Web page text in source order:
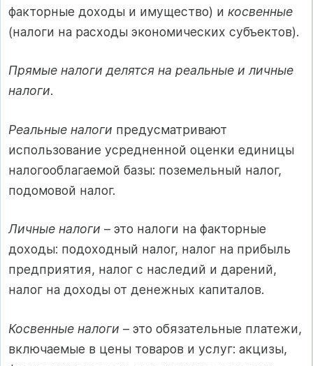
факторные доходы и имущество) и косвенные
(налоги на расходы экономических субъектов).
Прямые налоги делятся на реальные и личные
налоги.
Реальные налоги предусматривают
использование усредненной оценки единицы
налогооблагаемой базы: поземельный налог,
подомовой налог.
Личные налоги – это налоги на факторные
доходы: подоходный налог, налог на прибыль
предприятия, налог с наследий и дарений,
налог на доходы от денежных капиталов.
Косвенные налоги – это обязательные платежи,
включаемые в цены товаров и услуг: акцизы,